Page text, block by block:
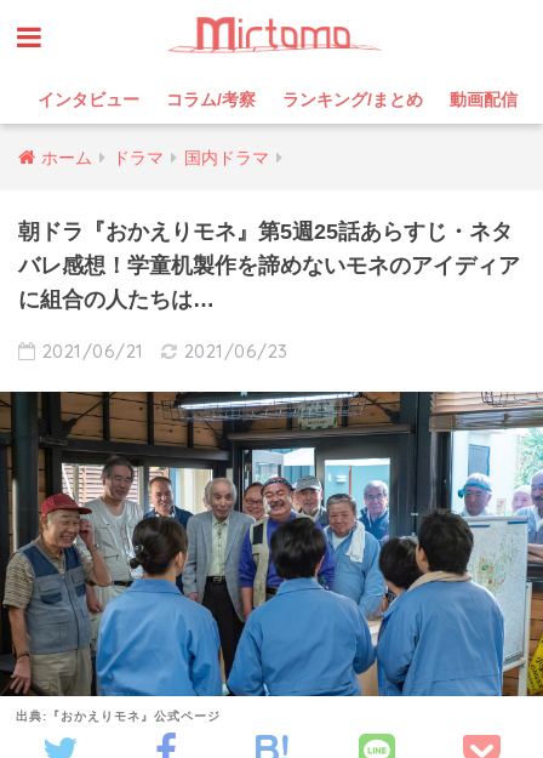
インタビュー コラム/考察 ランキング/まとめ 動画配信
ホーム ドラマ 国内ドラマ
朝ドラ『おかえりモネ』第5週25話あらすじ・ネタ
バレ感想！学童机製作を諦めないモネのアイディア
に組合の人たちは…
2021/06/21 2021/06/23
出典:『おかえりモネ』公式ページ